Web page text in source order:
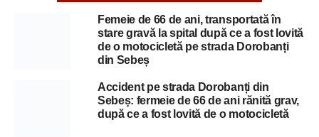
Femeie de 66 de ani, transportată în
stare gravă la spital după ce a fost lovită
de o motocicletă pe strada Dorobanți
din Sebeș
Accident pe strada Dorobanți din
Sebeș: fermeie de 66 de ani rănită grav,
după ce a fost lovită de o motocicletă